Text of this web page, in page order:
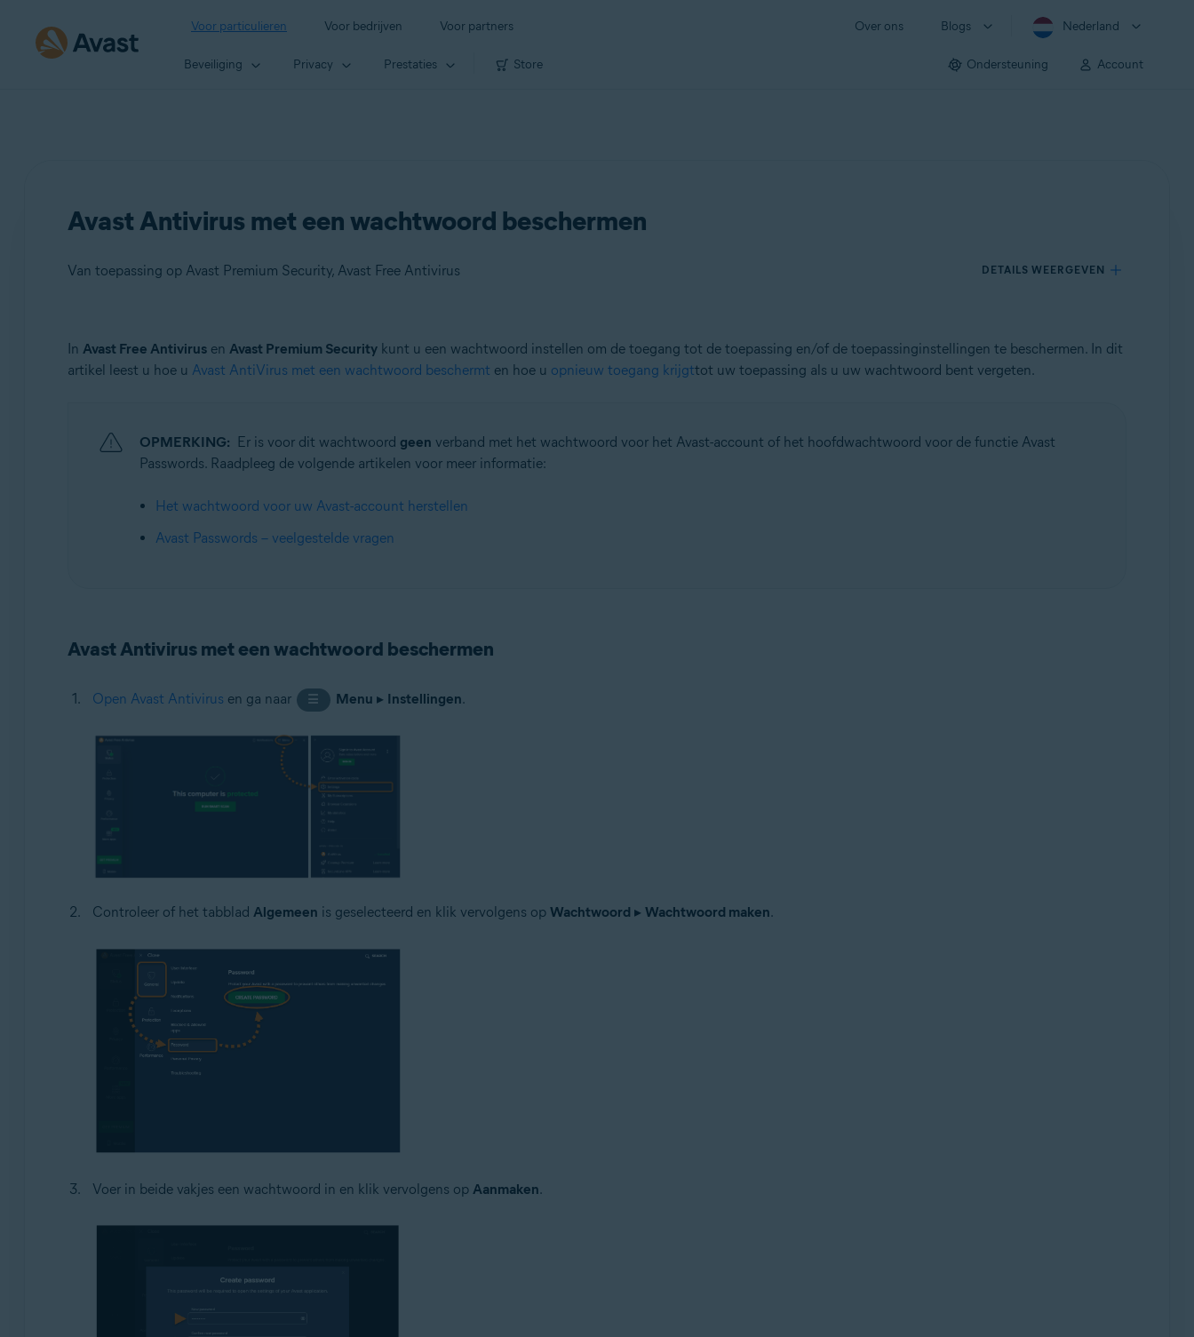
Voor particulieren Voor bedrijven Voor partners Over ons Blogs Nederland
Beveiliging Privacy Prestaties Store Ondersteuning Account
Avast Antivirus met een wachtwoord beschermen
Van toepassing op Avast Premium Security, Avast Free Antivirus DETAILS WEERGEVEN
Producten:
Avast Premium Security
Besturingssystemen:
Windows
In Avast Free Antivirusen Avast Premium Securitykunt u een wachtwoord instellen om de toegang tot de toepassing en/of de toepassinginstellingen te beschermen. In dit
artikel leest u hoe u Avast AntiVirus met een wachtwoord beschermt en hoe u opnieuw toegang krijgttot uw toepassing als u uw wachtwoord bent vergeten.
OPMERKING: Er is voor dit wachtwoord geen verband met het wachtwoord voor het Avast-account of het hoofdwachtwoord voor de functie Avast
Passwords. Raadpleeg de volgende artikelen voor meer informatie:
Het wachtwoord voor uw Avast-account herstellen
Avast Passwords – veelgestelde vragen
Avast Antivirus met een wachtwoord beschermen
Open Avast Antivirus en ga naar ☰ Menu ▸ Instellingen.
Controleer of het tabblad Algemeen is geselecteerd en klik vervolgens op Wachtwoord ▸ Wachtwoord maken.
Voer in beide vakjes een wachtwoord in en klik vervolgens op Aanmaken.